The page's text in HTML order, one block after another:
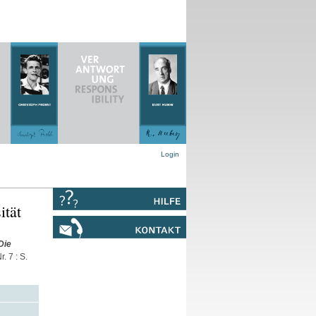
Login
7 : S.